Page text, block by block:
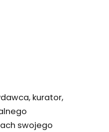
kurator,
swojego